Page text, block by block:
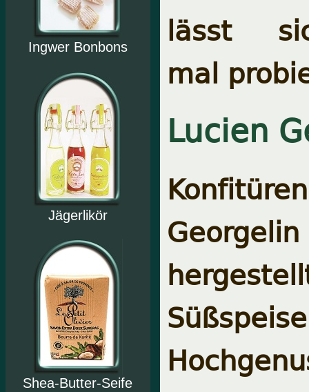
Ingwer Bonbons
Jägerlikör
Shea-Butter-Seife
lässt
mal
Lucien